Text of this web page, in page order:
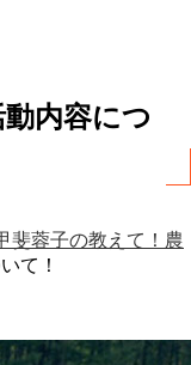
内容につ
斐蓉子の教えて！農
て！